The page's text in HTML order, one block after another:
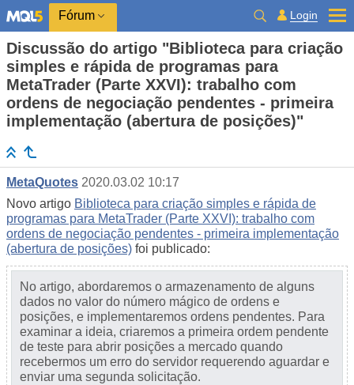
Fórum Login
Discussão do artigo "Biblioteca para criação
simples e rápida de programas para
MetaTrader (Parte XXVI): trabalho com
ordens de negociação pendentes - primeira
implementação (abertura de posições)"
MetaQuotes 2020.03.02 10:17
Novo artigo Biblioteca para criação simples e rápida de
programas para MetaTrader (Parte XXVI): trabalho com
ordens de negociação pendentes - primeira implementação
(abertura de posições) foi publicado:
No artigo, abordaremos o armazenamento de alguns
dados no valor do número mágico de ordens e
posições, e implementaremos ordens pendentes. Para
examinar a ideia, criaremos a primeira ordem pendente
de teste para abrir posições a mercado quando
recebermos um erro do servidor requerendo aguardar e
enviar uma segunda solicitação.